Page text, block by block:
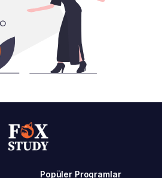
Popüler Programlar